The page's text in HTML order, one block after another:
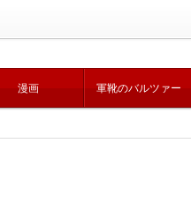
漫画 軍靴のバルツァー